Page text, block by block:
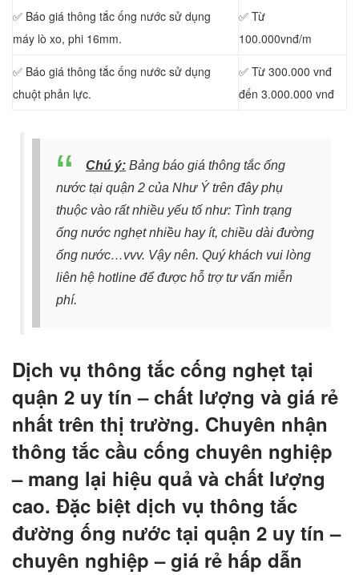
✅ Báo giá thông tắc ống nước sử dụng
máy lò xo, phi 16mm.
✅ Từ
100.000vnđ/m
✅ Báo giá thông tắc ống nước sử dụng
chuột phản lực.
✅ Từ 300.000 vnđ
đến 3.000.000 vnđ
Chú ý: Bảng báo giá thông tắc ống
nước tại quận 2 của Như Ý trên đây phụ
thuộc vào rất nhiều yếu tố như: Tình trạng
ống nước nghẹt nhiều hay ít, chiều dài đường
ống nước…vvv. Vậy nên. Quý khách vui lòng
liên hệ hotline để được hỗ trợ tư vấn miễn
phí.
Dịch vụ thông tắc cống nghẹt tại
quận 2 uy tín – chất lượng và giá rẻ
nhất trên thị trường. Chuyên nhận
thông tắc cầu cống chuyên nghiệp
– mang lại hiệu quả và chất lượng
cao. Đặc biệt dịch vụ thông tắc
đường ống nước tại quận 2 uy tín –
chuyên nghiệp – giá rẻ hấp dẫn